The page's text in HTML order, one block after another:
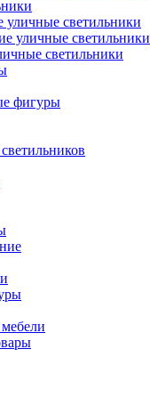
уличные светильники
уличные светильники
светильники
фигуры